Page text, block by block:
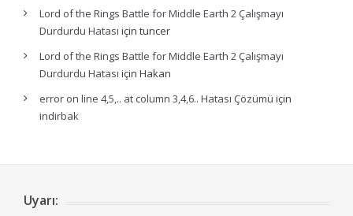
Lord of the Rings Battle for Middle Earth 2 Çalışmayı
Durdurdu Hatası için tuncer
Lord of the Rings Battle for Middle Earth 2 Çalışmayı
Durdurdu Hatası için Hakan
error on line 4,5,.. at column 3,4,6.. Hatası Çözümü için
indirbak
Uyarı: